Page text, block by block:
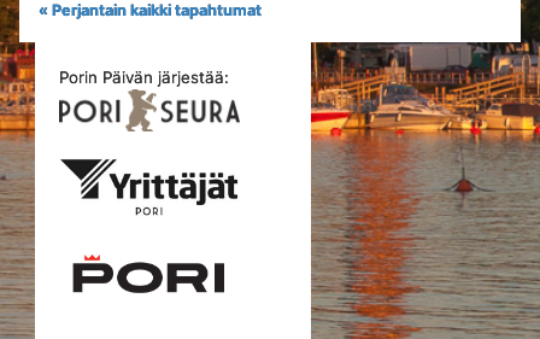
« Perjantain kaikki tapahtumat
Porin Päivän järjestää: